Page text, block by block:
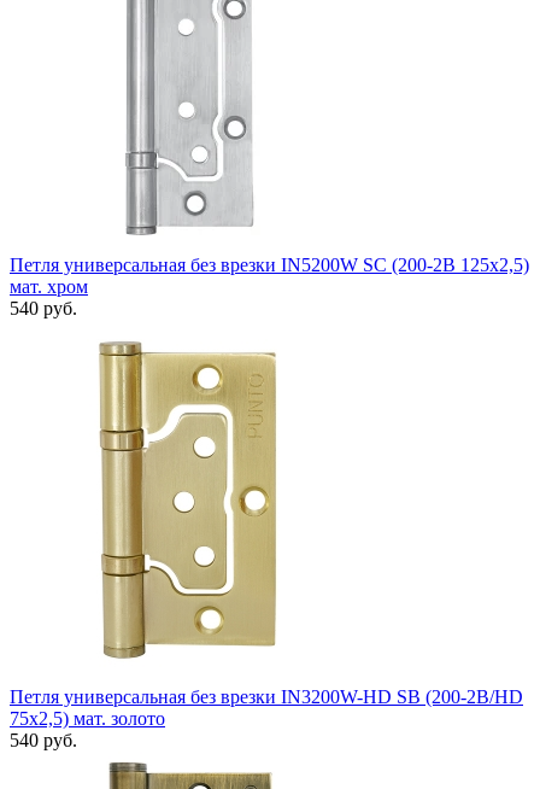
Петля универсальная без врезки IN5200W SC (200-2B 125x2,5)
мат. хром
540 руб.
Петля универсальная без врезки IN3200W-HD SB (200-2B/HD
75x2,5) мат. золото
540 руб.